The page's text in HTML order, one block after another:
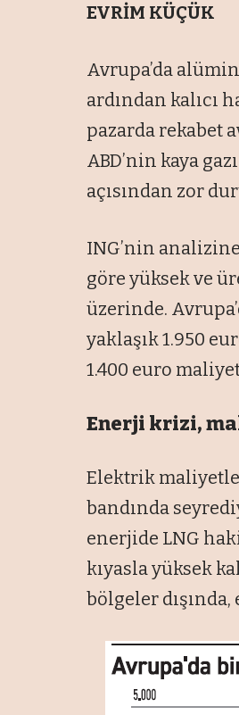
EVRİM KÜÇÜK
Avrupa’da
ardından kalıcı
pazarda rekabet
ABD’nin kaya
açısından zor
ING’nin
göre yüksek ve
üzerinde.
yaklaşık 1.950
1.400 euro
Enerji krizi,
Elektrik
bandında
enerjide LNG
kıyasla yüksek
bölgeler